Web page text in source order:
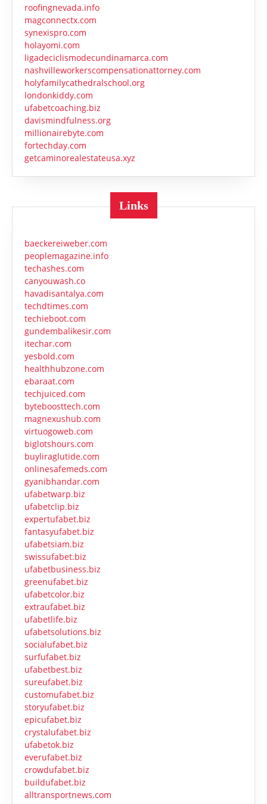
roofingnevada.info
magconnectx.com
synexispro.com
holayomi.com
ligadeciclismodecundinamarca.com
nashvilleworkerscompensationattorney.com
holyfamilycathedralschool.org
londonkiddy.com
ufabetcoaching.biz
davismindfulness.org
millionairebyte.com
fortechday.com
getcaminorealestateusa.xyz
Links
baeckereiweber.com
peoplemagazine.info
techashes.com
canyouwash.co
havadisantalya.com
techdtimes.com
techieboot.com
gundembalikesir.com
itechar.com
yesbold.com
healthhubzone.com
ebaraat.com
techjuiced.com
byteboosttech.com
magnexushub.com
virtuogoweb.com
biglotshours.com
buyliraglutide.com
onlinesafemeds.com
gyanibhandar.com
ufabetwarp.biz
ufabetclip.biz
expertufabet.biz
fantasyufabet.biz
ufabetsiam.biz
swissufabet.biz
ufabetbusiness.biz
greenufabet.biz
ufabetcolor.biz
extraufabet.biz
ufabetlife.biz
ufabetsolutions.biz
socialufabet.biz
surfufabet.biz
ufabetbest.biz
sureufabet.biz
customufabet.biz
storyufabet.biz
epicufabet.biz
crystalufabet.biz
ufabetok.biz
everufabet.biz
crowdufabet.biz
buildufabet.biz
alltransportnews.com